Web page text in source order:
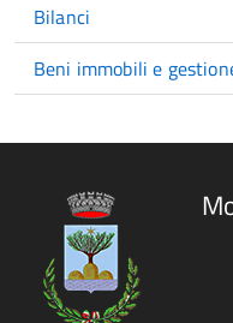
Bilanci
Beni immobili e